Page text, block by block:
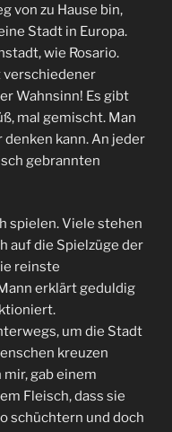
von zu Hause bin,
Stadt in Europa.
wie Rosario.
Wahnsinn! Es gibt
mal gemischt. Man
kann. An jeder
gebrannten
spielen. Viele stehen
auf die Spielzüge der
reinste
erklärt geduldig
um die Stadt
kreuzen
mir, gab einem
Fleisch, dass sie
schüchtern und doch